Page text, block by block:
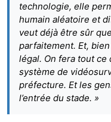
technologie, elle
humain aléatoire et
veut déjà être sûr
parfaitement. Et,
légal. On fera tout ce
système de
préfecture. Et les
l’entrée du stade. »